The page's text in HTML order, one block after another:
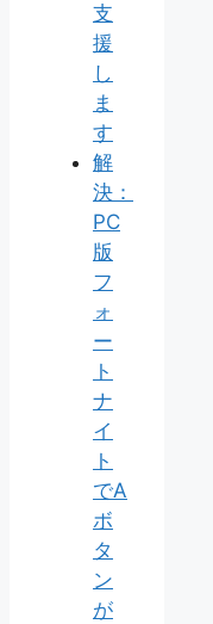
支
援
し
ま
す
解
決：
PC
版
フ
ォ
ー
ト
ナ
イ
ト
でA
ボ
タ
ン
が